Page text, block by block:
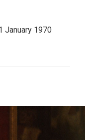
January 1970